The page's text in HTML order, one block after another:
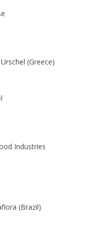
(Greece)
Industries
(Brazil)